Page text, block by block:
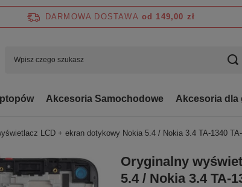
DARMOWA DOSTAWA od 149,00 zł
Akcesoria Samochodowe Akcesoria dla
LCD + ekran dotykowy Nokia 5.4 / Nokia 3.4 TA-1340
Oryginalny
5.4 / Nokia 3.4 TA-